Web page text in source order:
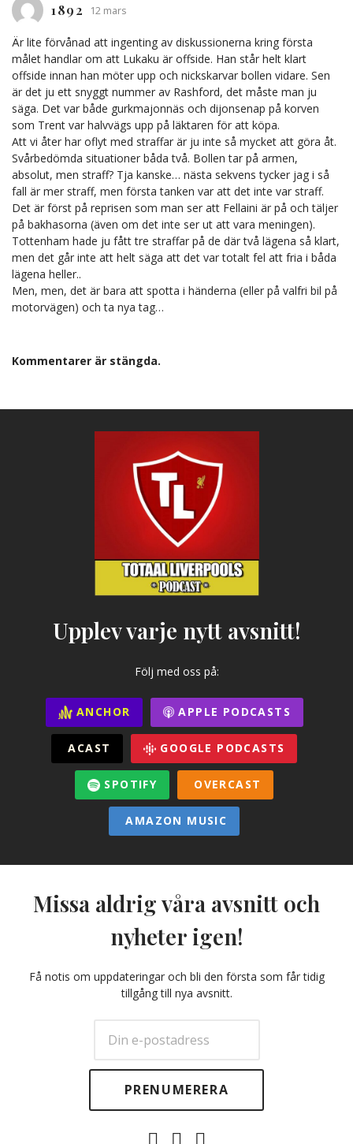
1892 12 mars
Är lite förvånad att ingenting av diskussionerna kring första
målet handlar om att Lukaku är offside. Han står helt klart
offside innan han möter upp och nickskarvar bollen vidare. Sen
är det ju ett snyggt nummer av Rashford, det måste man ju
säga. Det var både gurkmajonnäs och dijonsenap på korven
som Trent var halvvägs upp på läktaren för att köpa.
Att vi åter har oflyt med straffar är ju inte så mycket att göra åt.
Svårbedömda situationer båda två. Bollen tar på armen,
absolut, men straff? Tja kanske… nästa sekvens tycker jag i så
fall är mer straff, men första tanken var att det inte var straff.
Det är först på reprisen som man ser att Fellaini är på och täljer
på bakhasorna (även om det inte ser ut att vara meningen).
Tottenham hade ju fått tre straffar på de där två lägena så klart,
men det går inte att helt säga att det var totalt fel att fria i båda
lägena heller..
Men, men, det är bara att spotta i händerna (eller på valfri bil på
motorvägen) och ta nya tag…
Kommentarer är stängda.
Upplev varje nytt avsnitt!
Följ med oss på:
ANCHOR APPLE PODCASTS
ACAST GOOGLE PODCASTS
SPOTIFY OVERCAST
AMAZON MUSIC
Missa aldrig våra avsnitt och
nyheter igen!
Få notis om uppdateringar och bli den första som får tidig
tillgång till nya avsnitt.
Facebook